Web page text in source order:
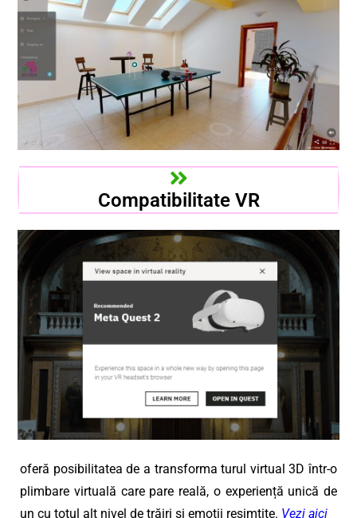
Compatibilitate VR
oferă posibilitatea de a transforma turul virtual 3D într-o
plimbare virtuală care pare reală, o experiență unică de
un cu totul alt nivel de trăiri și emoții resimțite. Vezi aici